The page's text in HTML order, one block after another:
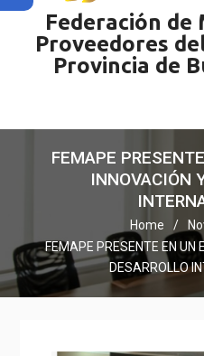
Federación de
Proveedores
Provincia de
FEMAPE
INNOVACIÓN
Home
FEMAPE PRESENTE EN UN
DESARROLLO